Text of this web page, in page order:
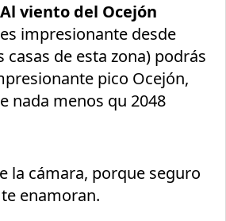
Al viento del Ocejón
impresionante desde
casas de esta zona) podrás
pico Ocejón,
nada menos qu 2048
la cámara, porque seguro
enamoran.